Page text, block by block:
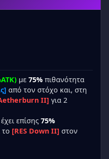
με 75% πιθανότητα
από τον στόχο και, στη
II] για 2
επίσης 75%
[RES Down II] στον